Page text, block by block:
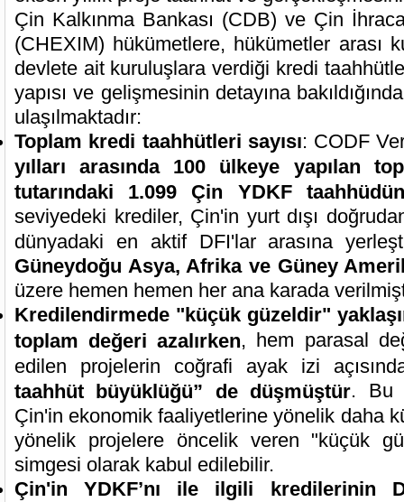
Çin Kalkınma Bankası (CDB) ve Çin
(CHEXIM) hükümetlere, hükümetler arası
devlete ait kuruluşlara verdiği kredi
yapısı ve gelişmesinin detayına
ulaşılmaktadır:
Toplam kredi taahhütleri sayısı: CODF
yılları arasında 100 ülkeye yapılan
tutarındaki 1.099 Çin YDKF
seviyedeki krediler, Çin'in yurt dışı doğrudan
dünyadaki en aktif DFI'lar arasına
Güneydoğu Asya, Afrika ve Güney
üzere hemen hemen her ana karada
Kredilendirmede "küçük güzeldir"
toplam değeri azalırken, hem parasal
edilen projelerin coğrafi ayak izi
taahhüt büyüklüğü” de düşmüştür. Bu
Çin'in ekonomik faaliyetlerine yönelik daha
yönelik projelere öncelik veren "küçük
simgesi olarak kabul edilebilir.
Çin'in YDKF’nı ile ilgili kredilerinin